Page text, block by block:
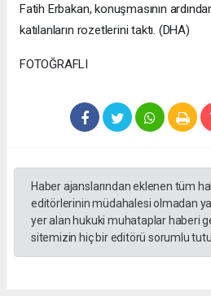
Fatih Erbakan, konuşmasının
katılanların rozetlerini taktı. (DHA)
FOTOĞRAFLI
Haber ajanslarından eklenen tüm
editörlerinin müdahalesi olmadan
yer alan hukuki muhataplar haberi
sitemizin hiç bir editörü sorumlu